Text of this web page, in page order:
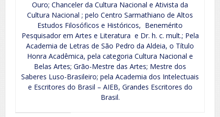
Ouro; Chanceler da Cultura Nacional e Ativista da
Cultura Nacional ; pelo Centro Sarmathiano de Altos
Estudos Filosóficos e Históricos, Benemérito
Pesquisador em Artes e Literatura e Dr. h. c. mult.; Pela
Academia de Letras de São Pedro da Aldeia, o Título
Honra Acadêmica, pela categoria Cultura Nacional e
Belas Artes; Grão-Mestre das Artes; Mestre dos
Saberes Luso-Brasileiro; pela Academia dos Intelectuais
e Escritores do Brasil – AIEB, Grandes Escritores do
Brasil.